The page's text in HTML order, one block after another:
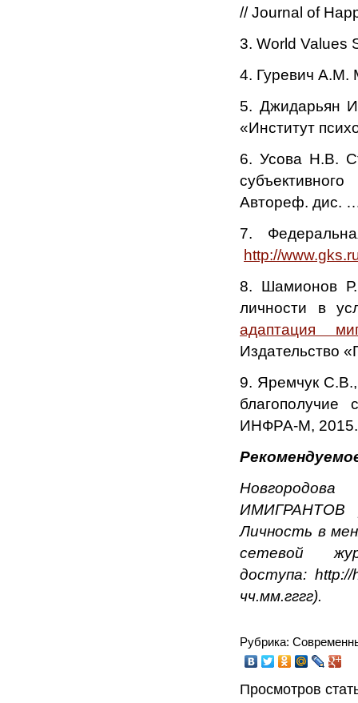
// Journal of
3. World Values
4. Гуревич А.М.
5. Джидарьян
«Институт
6. Усова Н.В.
Автореф. дис. …
7.
http://
8. Шамионов
личности в
адаптация
Издательство
9. Яремчук
ИНФРА-М, 2015.
ИМИГРАНТОВ
Личность в
сетевой
доступа: http://
чч.мм.гггг).
Рубрика:
Просмотров